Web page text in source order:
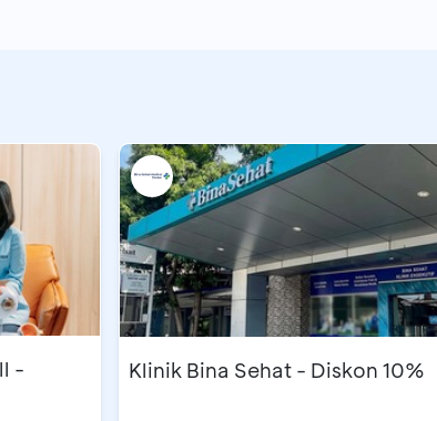
-
Klinik Bina Sehat - Diskon 10%